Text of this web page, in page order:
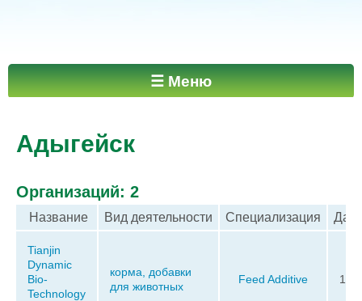
Главное меню ☰ Меню
Адыгейск
Организаций: 2
Название Вид деятельности Специализация
Tianjin
Dynamic
Bio-
Technology
корма, добавки
для животных
Feed Additive